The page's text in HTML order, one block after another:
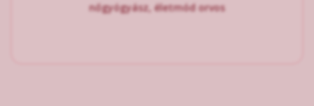
nőgyógyász, életmód orvos